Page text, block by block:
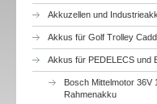
Akkuzellen und
Akkus für Golf Trolley
Akkus für PEDELECS und
Bosch Mittelmotor 36V
Rahmenakku